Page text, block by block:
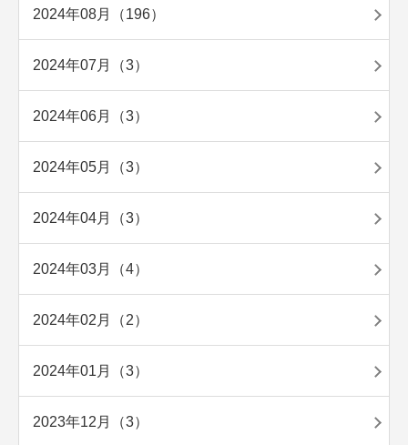
2024年08月（196）
2024年07月（3）
2024年06月（3）
2024年05月（3）
2024年04月（3）
2024年03月（4）
2024年02月（2）
2024年01月（3）
2023年12月（3）